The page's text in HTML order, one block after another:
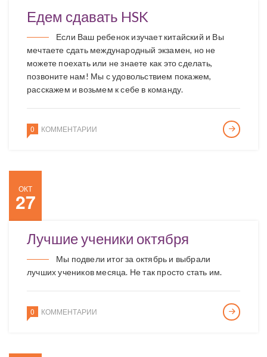
Едем сдавать HSK
Если Ваш ребенок изучает китайский и Вы
мечтаете сдать международный экзамен, но не
можете поехать или не знаете как это сделать,
позвоните нам! Мы с удовольствием покажем,
расскажем и возьмем к себе в команду.
0 КОММЕНТАРИИ
ОКТ
27
Лучшие ученики октября
Мы подвели итог за октябрь и выбрали
лучших учеников месяца. Не так просто стать им.
0 КОММЕНТАРИИ